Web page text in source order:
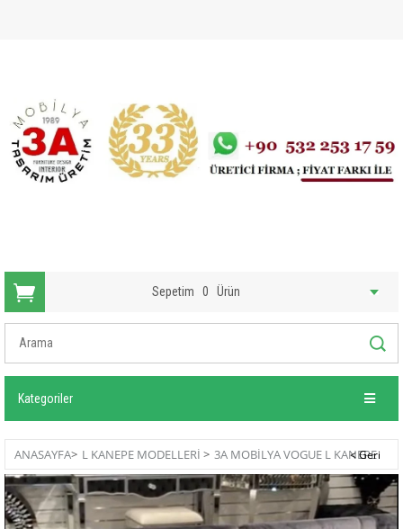
Sepetim 0 Ürün
Kategoriler
ANASAYFA> L KANEPE MODELLERİ > 3A MOBILYA VOGUE L KANEPE